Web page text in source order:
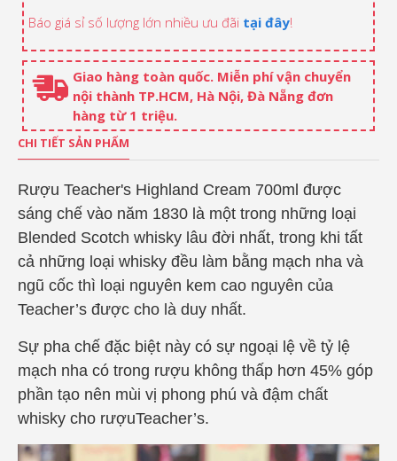
Báo giá sỉ số lượng lớn nhiều ưu đãi tại đây!
Giao hàng toàn quốc. Miễn phí vận chuyển
nội thành TP.HCM, Hà Nội, Đà Nẵng đơn
hàng từ 1 triệu.
CHI TIẾT SẢN PHẨM
Rượu Teacher's Highland Cream 700ml được
sáng chế vào năm 1830 là một trong những loại
Blended Scotch whisky lâu đời nhất, trong khi tất
cả những loại whisky đều làm bằng mạch nha và
ngũ cốc thì loại nguyên kem cao nguyên của
Teacher’s được cho là duy nhất.
Sự pha chế đặc biệt này có sự ngoại lệ về tỷ lệ
mạch nha có trong rượu không thấp hơn 45% góp
phần tạo nên mùi vị phong phú và đậm chất
whisky cho rượuTeacher’s.